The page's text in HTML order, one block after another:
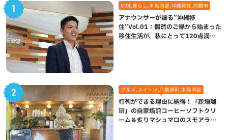
地域,暮らし,本島南部,沖縄移住,那覇市
アナウンサーが語る”沖縄移
住”Vol.01：偶然のご縁から始まった
移住生活が、私にとって120点満点
グルメ,スイーツ,八重瀬町,本島南部
行列ができる理由に納得！「新垣珈
琲」の自家焙煎コーヒーソフトクリ
ーム＆炙りマシュマロのスモアラテ